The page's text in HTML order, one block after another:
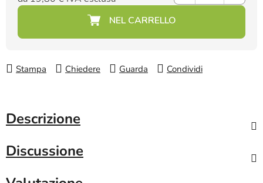
Prezzo della misura:
Stampa Chiedere Guarda Condividi
Descrizione
Discussione